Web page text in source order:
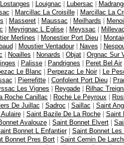
Lostanges | Louignac | Lubersac |
| Marcillac La Croisille| Marcillac La
| Masseret | Maussac | Meilhards |
| Meyrignac L Eglise | Meyssac |
Merlines | Monestier Port Dieu |
| Moustier Ventadour| Naves |
| Noailles | Nonards | Objat | Orgnac Sur
| Palisse | Pandrignes | Peret Bel Air
Le Blanc | Perpezac Le Noir| Le
| Pierrefitte| Confolent Port Dieu|
Les Vignes | Reygade | Rilhac
Roche Canillac | Roche Le Peyroux |
De Juillac | Sadroc | Saillac | Saint
| Saint Bazile De La Roche| Saint
Avalouze | Saint Bonnet Elvert |
Bonnet L Enfantier| Saint Bonnet Les
Bonnet Pres Bort | Saint Cernin De